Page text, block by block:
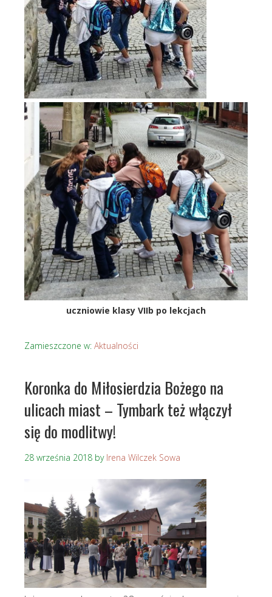
uczniowie klasy VIIb po lekcjach
Zamieszczone w: Aktualności
Koronka do Miłosierdzia Bożego na
ulicach miast – Tymbark też włączył
się do modlitwy!
28 września 2018 by Irena Wilczek Sowa